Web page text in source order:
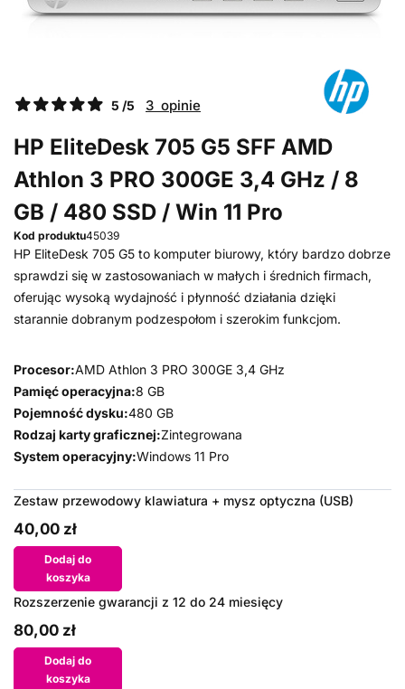
5 /5 3 opinie
HP EliteDesk 705 G5 SFF AMD
Athlon 3 PRO 300GE 3,4 GHz / 8
GB / 480 SSD / Win 11 Pro
Kod produktu45039
HP EliteDesk 705 G5 to komputer biurowy, który bardzo dobrze
sprawdzi się w zastosowaniach w małych i średnich firmach,
oferując wysoką wydajność i płynność działania dzięki
starannie dobranym podzespołom i szerokim funkcjom.
Procesor:AMD Athlon 3 PRO 300GE 3,4 GHz
Pamięć operacyjna:8 GB
Pojemność dysku:480 GB
Rodzaj karty graficznej:Zintegrowana
System operacyjny:Windows 11 Pro
Zestaw przewodowy klawiatura + mysz optyczna (USB)
40,00 zł
Dodaj do
koszyka
Rozszerzenie gwarancji z 12 do 24 miesięcy
80,00 zł
Dodaj do
koszyka